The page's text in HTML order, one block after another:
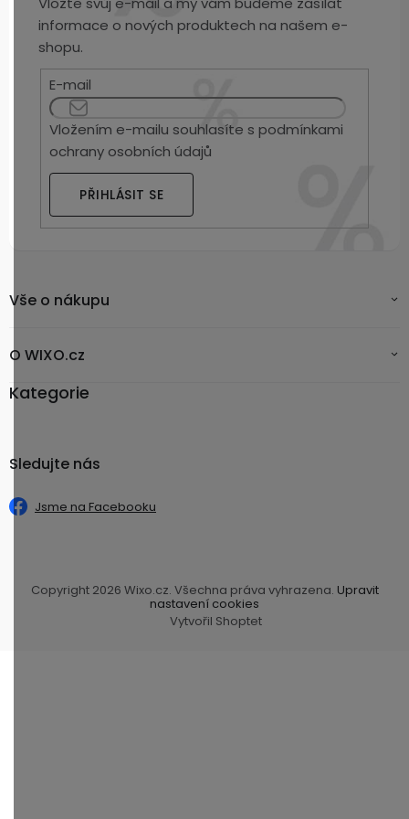
informace o nových produktech na našem e-
shopu.
E-mail
Vložením e-mailu souhlasíte spodmínkami
ochrany osobních údajů
PŘIHLÁSIT SE
Vše o nákupu
O WIXO.cz
Kategorie
Sledujte nás
Jsme na Facebooku
Vytvořil Shoptet
Copyright 2026 Wixo.cz. Všechna práva vyhrazena. Upravit
nastavení cookies